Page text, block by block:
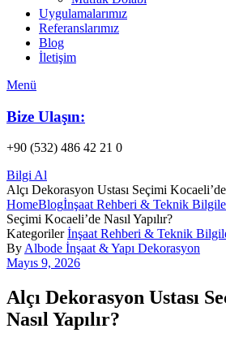
Uygulamalarımız
Referanslarımız
Blog
İletişim
Menü
Bize Ulaşın:
+90 (532) 486 42 21 0
Bilgi Al
Alçı Dekorasyon Ustası Seçimi Kocaeli’de
HomeBlogİnşaat Rehberi & Teknik
Seçimi Kocaeli’de Nasıl Yapılır?
Kategoriler İnşaat Rehberi & Teknik
ByAlbode İnşaat & Yapı Dekorasyon
Mayıs 9, 2026
Alçı Dekorasyon Ustası
Nasıl Yapılır?